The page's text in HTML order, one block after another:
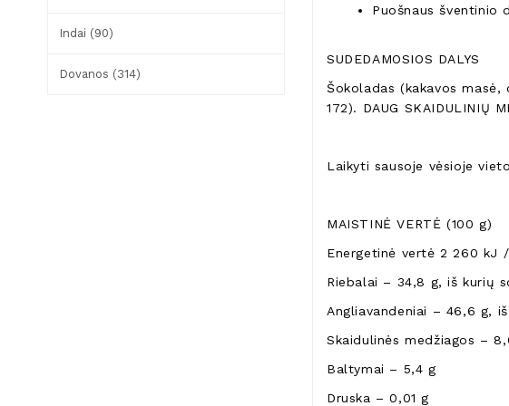
Indai (90)
Dovanos (314)
Puošnaus šventinio
SUDEDAMOSIOS DALYS
Šokoladas (kakavos
172). DAUG SKAIDULINIŲ
Laikyti sausoje vėsioje
MAISTINĖ VERTĖ (100 g)
Energetinė vertė 2 260 kJ
Riebalai – 34,8 g, iš kurių
Angliavandeniai – 46,6 g,
Skaidulinės medžiagos –
Baltymai – 5,4 g
Druska – 0,01 g